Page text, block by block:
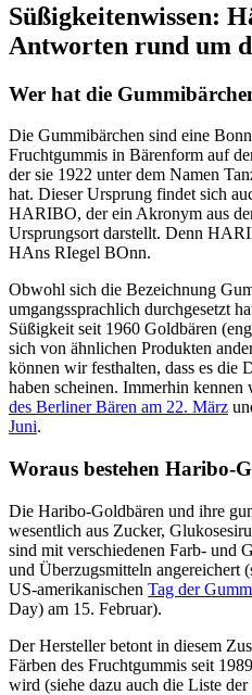
Süßigkeitenwissen:
Antworten rund um
Wer hat die
Die Gummibärchen sind eine
Fruchtgummis in Bärenform auf
der sie 1922 unter dem Namen
hat. Dieser Ursprung findet sich
HARIBO, der ein Akronym aus
Ursprungsort darstellt. Denn
HAns RIegel BOnn.
Obwohl sich die Bezeichnung
umgangssprachlich durchgesetzt
Süßigkeit seit 1960 Goldbären
sich von ähnlichen Produkten
können wir festhalten, dass es die
haben scheinen. Immerhin
des Berliner Bären am 22. März
Juni.
Woraus bestehen Haribo-
Die Haribo-Goldbären und ihre
wesentlich aus Zucker,
sind mit verschiedenen Farb- und
und Überzugsmitteln angereichert
US-amerikanischen Tag der
Day) am 15. Februar).
Der Hersteller betont in diesem
Färben des Fruchtgummis seit
wird (siehe dazu auch die Liste